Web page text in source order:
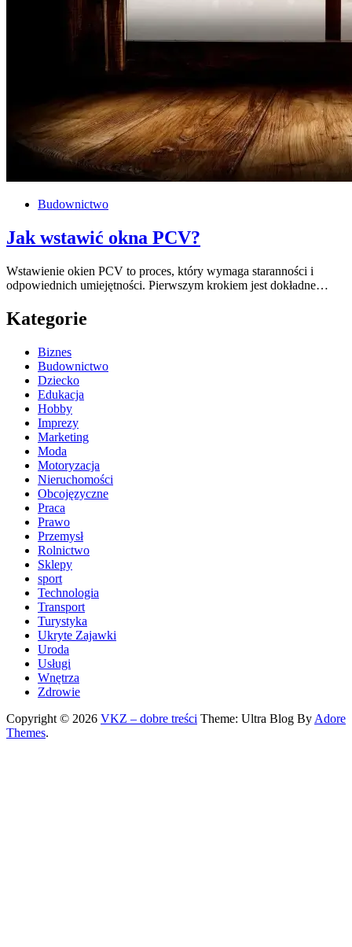
Budownictwo
Jak wstawić okna PCV?
Wstawienie okien PCV to proces, który wymaga staranności i
odpowiednich umiejętności. Pierwszym krokiem jest dokładne…
Kategorie
Biznes
Budownictwo
Dziecko
Edukacja
Hobby
Imprezy
Marketing
Moda
Motoryzacja
Nieruchomości
Obcojęzyczne
Praca
Prawo
Przemysł
Rolnictwo
Sklepy
sport
Technologia
Transport
Turystyka
Ukryte Zajawki
Uroda
Usługi
Wnętrza
Zdrowie
Copyright © 2026 VKZ – dobre treści Theme: Ultra Blog By Adore
Themes.